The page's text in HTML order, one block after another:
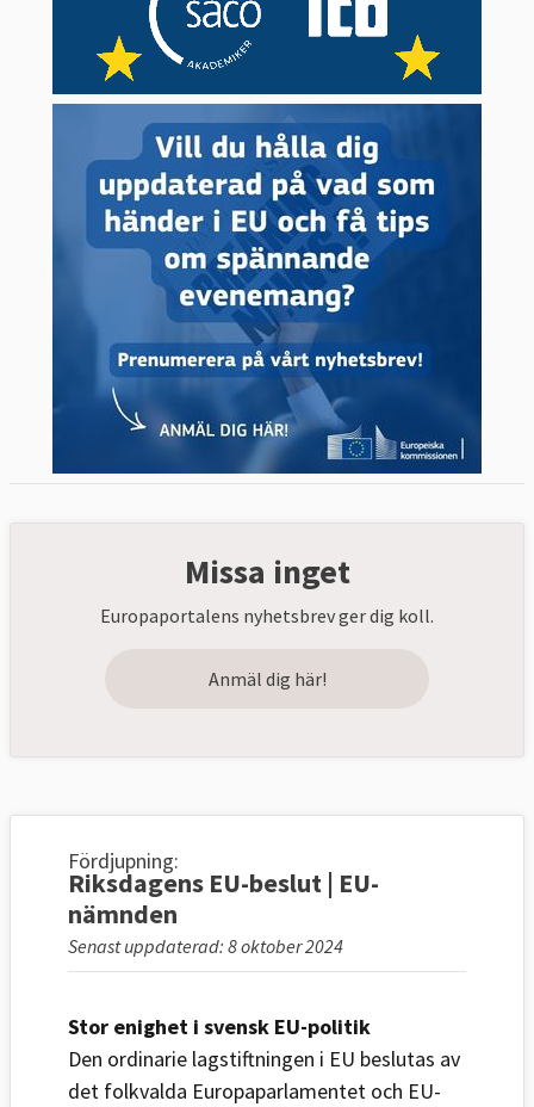
Missa inget
Europaportalens nyhetsbrev ger dig koll.
Anmäl dig här!
Fördjupning:
Riksdagens EU-beslut | EU-
nämnden
Senast uppdaterad: 8 oktober 2024
Stor enighet i svensk EU-politik
Den ordinarie lagstiftningen i EU beslutas av
det folkvalda Europaparlamentet och EU-